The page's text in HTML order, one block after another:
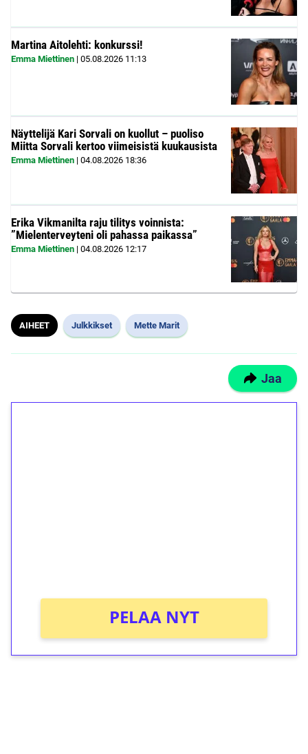
Martina Aitolehti: konkurssi!
Emma Miettinen | 05.08.2026 11:13
Näyttelijä Kari Sorvali on kuollut – puoliso
Miitta Sorvali kertoo viimeisistä kuukausista
Emma Miettinen | 04.08.2026 18:36
Erika Vikmanilta raju tilitys voinnista:
”Mielenterveyteni oli pahassa paikassa”
Emma Miettinen | 04.08.2026 12:17
AIHEET Julkkikset Mette Marit
Jaa
PELAA NYT